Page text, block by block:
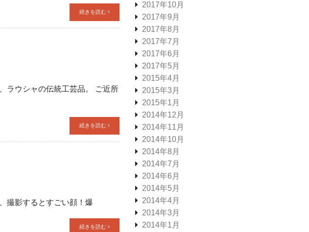
続きを読む
ラウシャの伝統工芸品。 ご近所
続きを読む
撮影するとすごい顔！爆
続きを読む
2017年10月
2017年9月
2017年8月
2017年7月
2017年6月
2017年5月
2015年4月
2015年3月
2015年1月
2014年12月
2014年11月
2014年10月
2014年8月
2014年7月
2014年6月
2014年5月
2014年4月
2014年3月
2014年1月